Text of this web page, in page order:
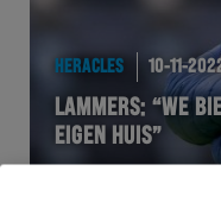
HERACLES 10-11-
LAMMERS: “WE
EIGEN HUIS”